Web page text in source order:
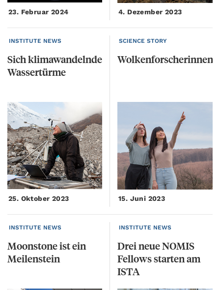
23. Februar 2024 4. Dezember 2023
INSTITUTE NEWS
Sichklimawandelnde
Wassertürme
25. Oktober 2023
SCIENCE STORY
Wolkenforscherinnen
15. Juni 2023
INSTITUTE NEWS
Moonstoneistein
Meilenstein
INSTITUTE NEWS
Drei neue NOMIS
Fellows starten am
ISTA